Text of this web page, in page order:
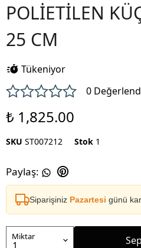
POLİETİLEN
25 CM
Tükeniyor
0
₺ 1,825.00
SKU ST007212 Stok 1
Paylaş:
Siparişiniz Pazartesi günü
Miktar